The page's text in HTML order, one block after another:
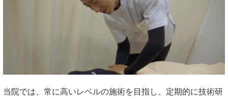
当院では、常に高いレベルの施術を目指し、定期的に技術研